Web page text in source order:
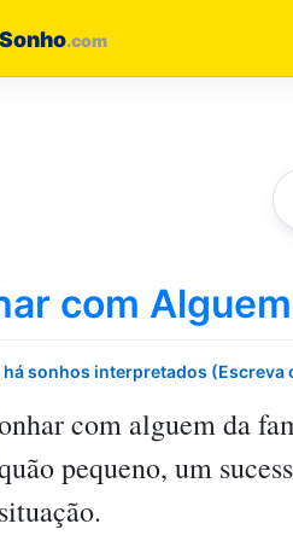
com
sonhos interpretados (Escreva
com alguem da
pequeno, um
situação.